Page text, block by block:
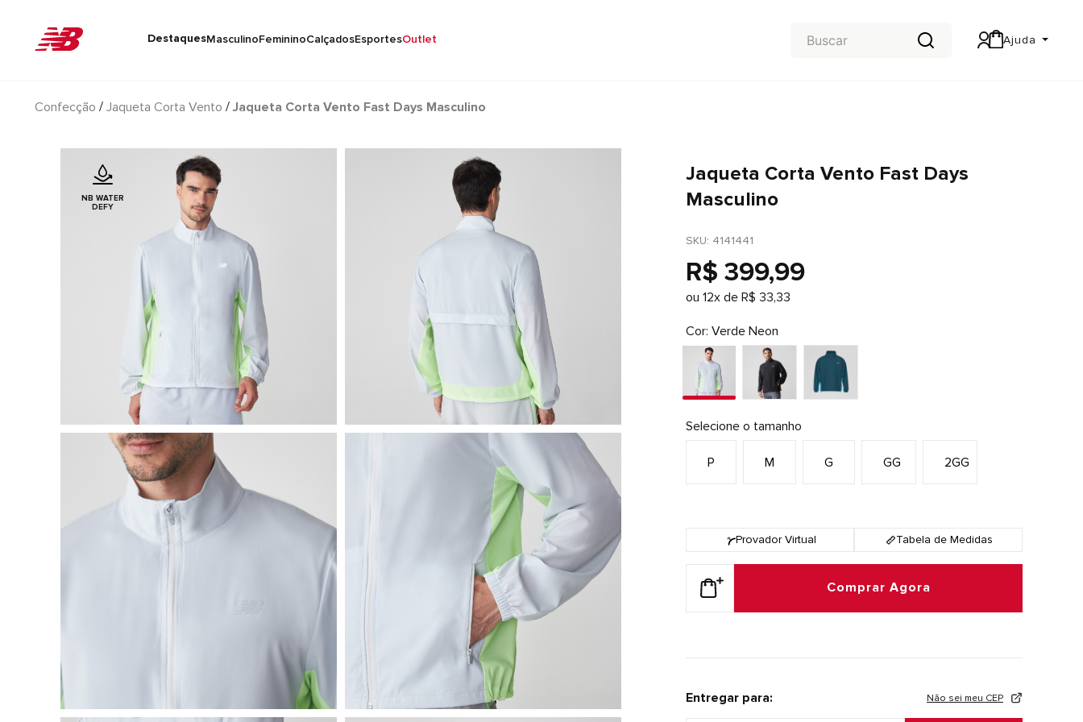
DestaquesMasculinoFemininoCalçadosEsportesOutlet Ajuda
Confecção Jaqueta Corta Vento Jaqueta Corta Vento Fast Days Masculino
NB WATER
DEFY
Jaqueta Corta Vento Fast Days
Masculino
SKU: 4141441
R$ 399,99
ou12x deR$ 33,33
Cor Verde Neon
Selecione o tamanho
2GG
G GG
M
P
Provador Virtual Tabela de Medidas
Comprar Agora
Entregar para: Não sei meu CEP